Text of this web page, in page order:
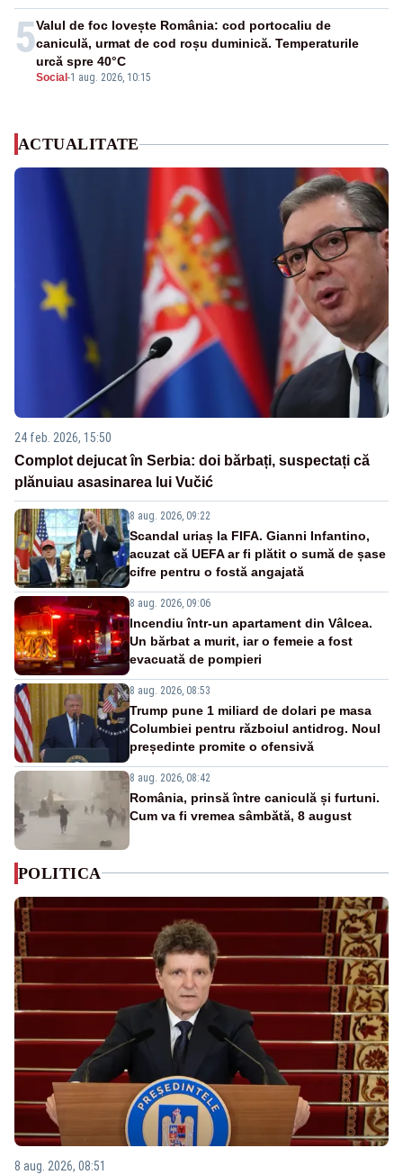
5
Social -1 aug. 2026, 10:15
Valul de foc lovește România: cod portocaliu de
caniculă, urmat de cod roșu duminică. Temperaturile
urcă spre 40°C
ACTUALITATE
24 feb. 2026, 15:50
Complot dejucat în Serbia: doi bărbați, suspectați că
plănuiau asasinarea lui Vučić
8 aug. 2026, 09:22
Scandal uriaș la FIFA. Gianni Infantino,
acuzat că UEFA ar fi plătit o sumă de șase
cifre pentru o fostă angajată
8 aug. 2026, 09:06
Incendiu într-un apartament din Vâlcea.
Un bărbat a murit, iar o femeie a fost
evacuată de pompieri
8 aug. 2026, 08:53
Trump pune 1 miliard de dolari pe masa
Columbiei pentru războiul antidrog. Noul
președinte promite o ofensivă
8 aug. 2026, 08:42
România, prinsă între caniculă și furtuni.
Cum va fi vremea sâmbătă, 8 august
POLITICA
8 aug. 2026, 08:51